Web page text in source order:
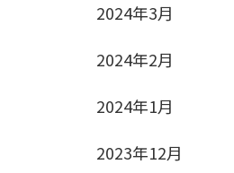
2024年3月
2024年2月
2024年1月
2023年12月